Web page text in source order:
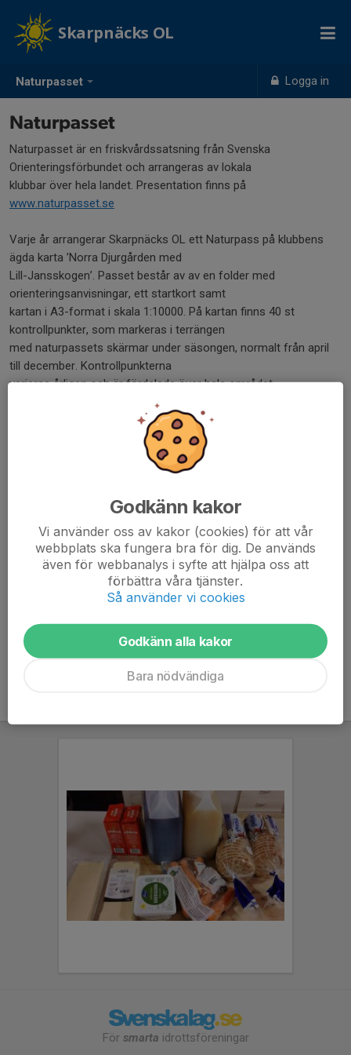
Naturpasset Logga in
Skarpnäcks OL
Naturpasset
Naturpasset är en friskvårdssatsning från Svenska
Orienteringsförbundet och arrangeras av lokala
klubbar över hela landet. Presentation finns på
www.naturpasset.se
Varje år arrangerar Skarpnäcks OL ett Naturpass på klubbens
ägda karta ’Norra Djurgården med
Lill-Jansskogen’. Passet består av av en folder med
orienteringsanvisningar, ett startkort samt
kartan i A3-format i skala 1:10000. På kartan finns 40 st
kontrollpunkter, som markeras i terrängen
med naturpassets skärmar under säsongen, normalt från april
till december. Kontrollpunkterna
varieras årligen och är fördelade över hela området.
Naturpasset säljs genom fyra kanaler:
- Frescatihallens Reception
- Alewalds Sport, Kungsgatan 32
- Kartbutiken, Mäster Samuelsgatan bakom Åhléns City
Naturpassets karta säljs till skolor genom SOL’s
försäljningsansvarige:
0705 539154
För smarta idrottsföreningar
Godkänn kakor
Vi använder oss av kakor (cookies) för att vår
webbplats ska fungera bra för dig. De används
även för webbanalys i syfte att hjälpa oss att
förbättra våra tjänster.
Så använder vi cookies
Godkänn alla kakor
Bara nödvändiga